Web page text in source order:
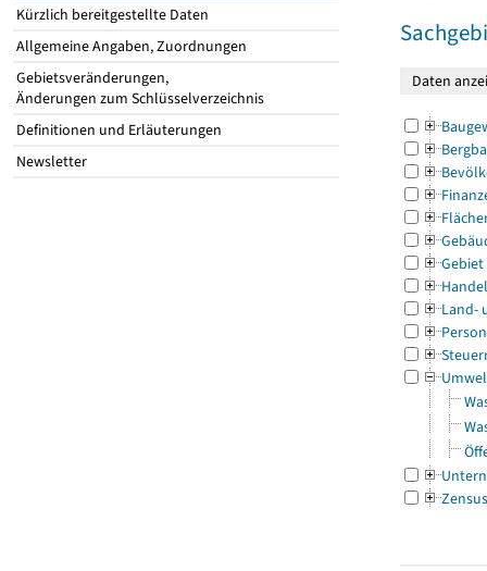
Kürzlich bereitgestellte Daten
Allgemeine Angaben, Zuordnungen
Gebietsveränderungen,
Änderungen zum Schlüsselverzeichnis
Definitionen und Erläuterungen
Newsletter
Gebiet
Land-
Zensus